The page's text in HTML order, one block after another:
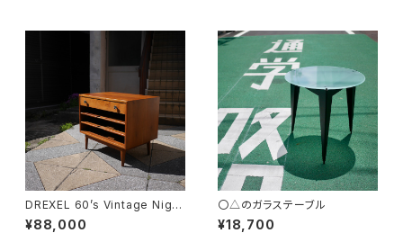
DREXEL 60’s Vintage Night
table
¥88,000
〇△のガラステーブル
¥18,700